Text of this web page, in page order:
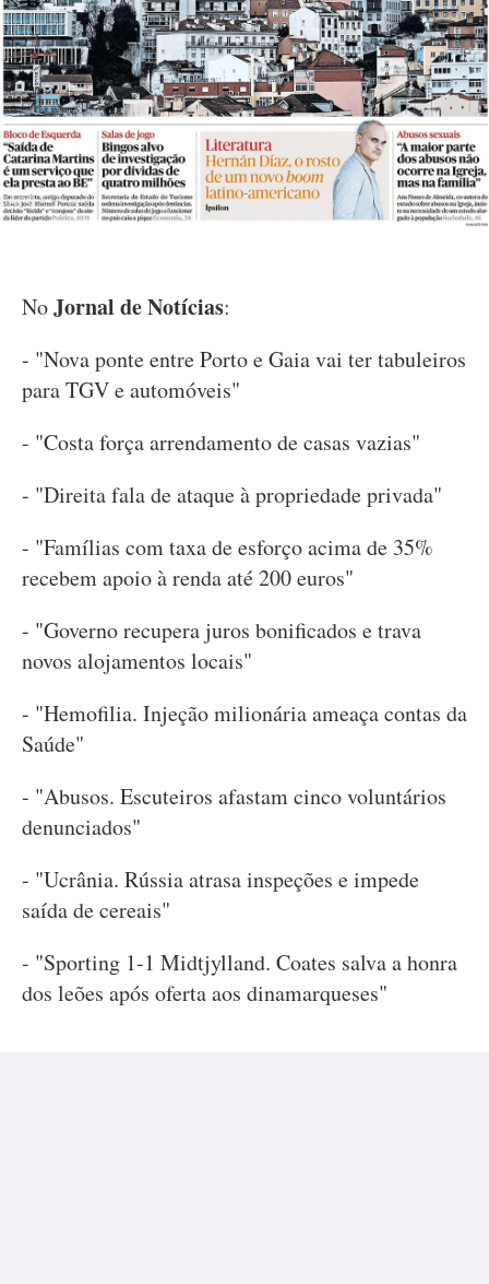
NoJornal de Notícias:
- "Nova ponte entre Porto e Gaia vai ter tabuleiros
para TGV e automóveis"
- "Costa força arrendamento de casas vazias"
- "Direita fala de ataque à propriedade privada"
- "Famílias com taxa de esforço acima de 35%
recebem apoio à renda até 200 euros"
- "Governo recupera juros bonificados e trava
novos alojamentos locais"
- "Hemofilia. Injeção milionária ameaça contas da
Saúde"
- "Abusos. Escuteiros afastam cinco voluntários
denunciados"
- "Ucrânia. Rússia atrasa inspeções e impede
saída de cereais"
- "Sporting 1-1 Midtjylland. Coates salva a honra
dos leões após oferta aos dinamarqueses"